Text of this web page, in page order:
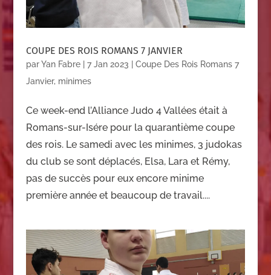
COUPE DES ROIS ROMANS 7 JANVIER
parYan Fabre| 7 Jan 2023
Coupe Des Rois Romans 7
Janvier, minimes
Ce week-end l’Alliance Judo 4 Vallées était à
Romans-sur-Isére pour la quarantième coupe
des rois. Le samedi avec les minimes, 3 judokas
du club se sont déplacés, Elsa, Lara et Rémy,
pas de succès pour eux encore minime
première année et beaucoup de travail....